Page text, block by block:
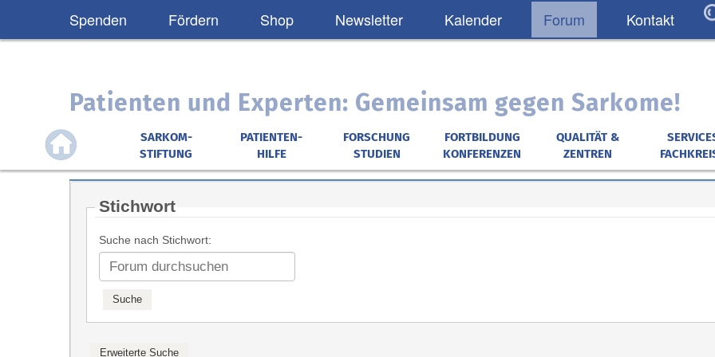
Spenden Fördern Shop Newsletter Kalender Forum Kontakt
Patienten und Experten: Gemeinsam gegen Sarkome!
SARKOM-
STIFTUNG
PATIENTEN-
HILFE
FORSCHUNG
STUDIEN
FORTBILDUNG
KONFERENZEN
QUALITÄT &
ZENTREN
Stichwort
Suche nach Stichwort: